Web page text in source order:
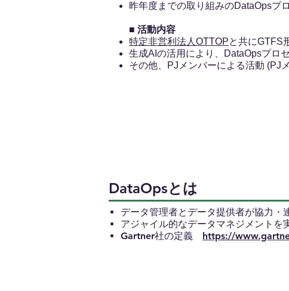
昨年度までの取り組みのDataOpsプ
■ 活動内容
特定非営利法人OTTOPと共にGTFS
生成AIの活用により、DataOpsプロ
その他、PJメンバーによる活動 (PJ
DataOpsとは
データ管理者とデータ提供者が協力
アジャイル的なデータマネジメントを
Gartner社の定義 https://